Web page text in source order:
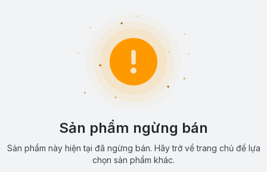
Sản phẩm ngừng bán
Sản phẩm này hiện tại đã ngừng bán. Hãy trở về trang chủ để lựa
chọn sản phẩm khác.